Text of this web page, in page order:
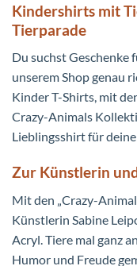
Kindershirts mit
Tierparade
Du suchst Geschenke
unserem Shop genau
Kinder T-Shirts, mit
Crazy-Animals
Lieblingsshirt für
Zur Künstlerin
Mit den „Crazy-
Künstlerin Sabine
Acryl. Tiere mal ganz
Humor und Freude